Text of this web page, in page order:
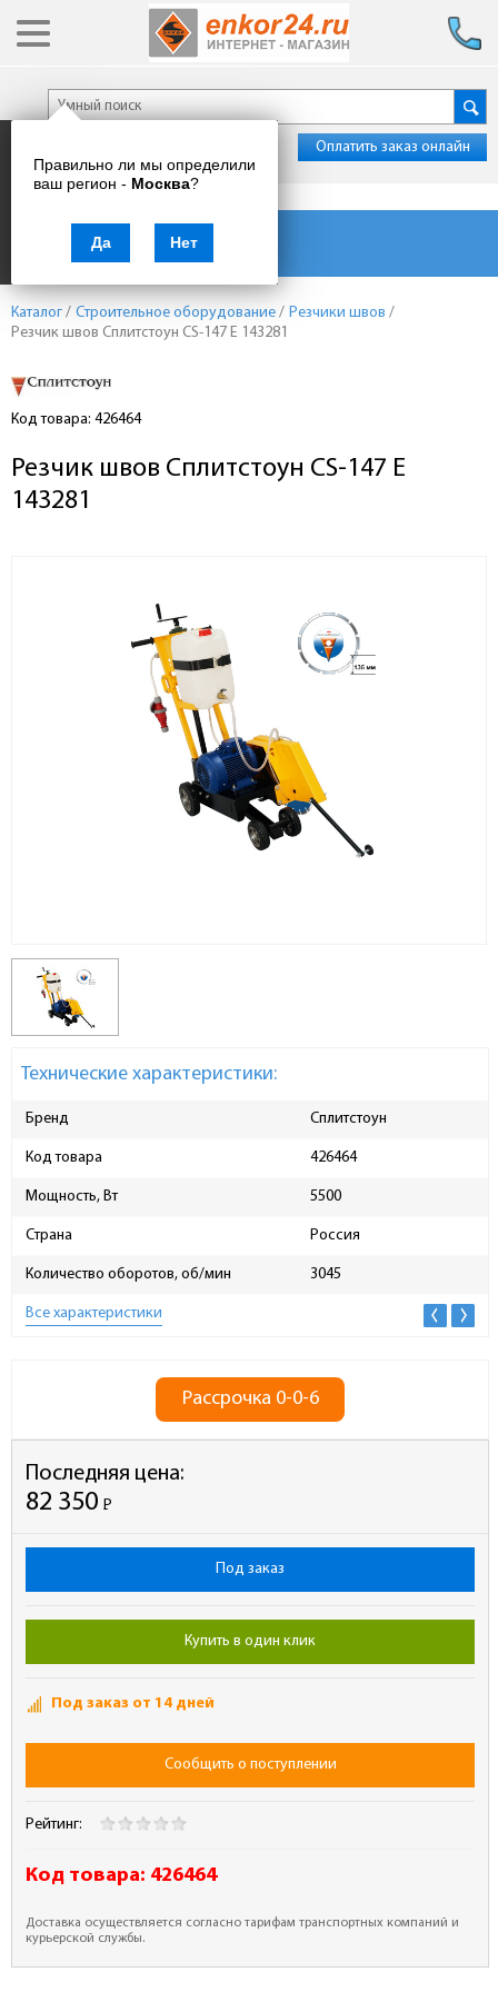
Правильно ли мы определили
ваш регион - Москва?
Да Нет
Оплатить заказ онлайн
Каталог товаров
Каталог / Строительное оборудование / Резчики швов /
Резчик швов Сплитстоун CS-147 E 143281
Код товара: 426464
Резчик швов Сплитстоун CS-147 E
143281
Технические характеристики:
Бренд Сплитстоун
Код товара 426464
Мощность, Вт 5500
Страна Россия
Количество оборотов, об/мин 3045
Все характеристики
Рассрочка 0-0-6
Последняя цена:
82 350 Р
-
Под заказ
Купить в один клик
Под заказ от 14 дней
Сообщить о поступлении
Рейтинг:
Код товара: 426464
Доставка осуществляется согласно тарифам транспортных компаний и
курьерской службы.